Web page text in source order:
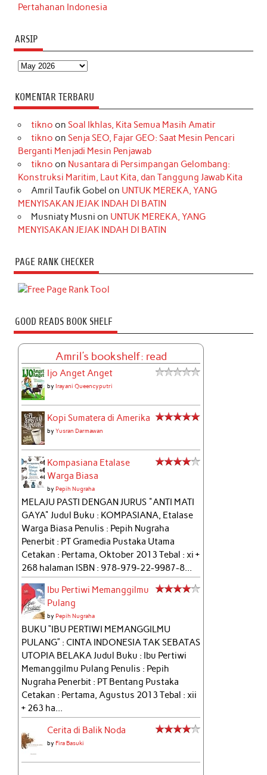
Pertahanan Indonesia
ARSIP
Arsip
KOMENTAR TERBARU
tikno on Soal Ikhlas, Kita Semua Masih Amatir
tikno on Senja SEO, Fajar GEO: Saat Mesin Pencari
Berganti Menjadi Mesin Penjawab
tikno on Nusantara di Persimpangan Gelombang:
Konstruksi Maritim, Laut Kita, dan Tanggung Jawab Kita
Amril Taufik Gobel on UNTUK MEREKA, YANG
MENYISAKAN JEJAK INDAH DI BATIN
Musniaty Musni on UNTUK MEREKA, YANG
MENYISAKAN JEJAK INDAH DI BATIN
PAGE RANK CHECKER
GOOD READS BOOK SHELF
Amril's bookshelf: read
Ijo Anget Anget
byIrayani Queencyputri
Kopi Sumatera di Amerika
byYusran Darmawan
Kompasiana Etalase
Warga Biasa
byPepih Nugraha
MELAJU PASTI DENGAN JURUS "ANTI MATI
GAYA" Judul Buku : KOMPASIANA, Etalase
Warga Biasa Penulis : Pepih Nugraha
Penerbit : PT Gramedia Pustaka Utama
Cetakan : Pertama, Oktober 2013 Tebal : xi +
268 halaman ISBN : 978-979-22-9987-8...
Ibu Pertiwi Memanggilmu
Pulang
byPepih Nugraha
BUKU “IBU PERTIWI MEMANGGILMU
PULANG” : CINTA INDONESIA TAK SEBATAS
UTOPIA BELAKA Judul Buku : Ibu Pertiwi
Memanggilmu Pulang Penulis : Pepih
Nugraha Penerbit : PT Bentang Pustaka
Cetakan : Pertama, Agustus 2013 Tebal : xii
+ 263 ha...
Cerita di Balik Noda
byFira Basuki